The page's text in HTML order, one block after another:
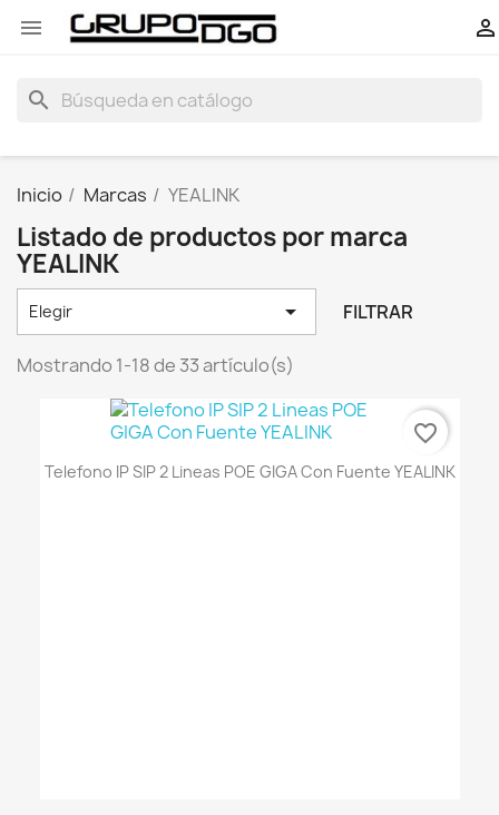
 
search
Inicio Marcas YEALINK
Listado de productos por marca
YEALINK
Elegir  FILTRAR
Mostrando 1-18 de 33 artículo(s)
Telefono IP SIP 2 Lineas POE GIGA Con Fuente YEALINK
favorite_border